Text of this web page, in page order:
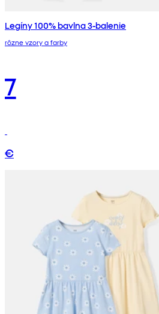
Legíny 100% bavlna 3-balenie
rôzne vzory a farby
7
€